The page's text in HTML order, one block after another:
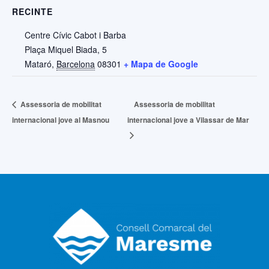
RECINTE
Centre Cívic Cabot i Barba
Plaça Miquel Biada, 5
Mataró, Barcelona 08301 + Mapa de Google
Assessoria de mobilitat
internacional jove al Masnou
Assessoria de mobilitat
internacional jove a Vilassar de Mar